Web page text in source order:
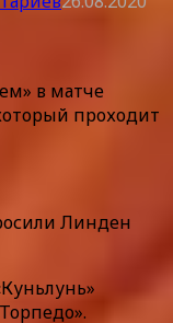
в матче
проходит
Линден